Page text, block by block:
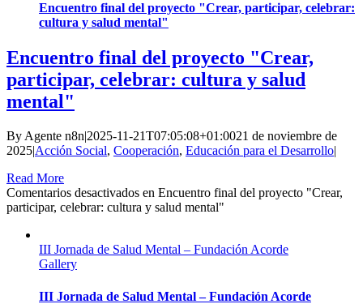
Encuentro final del proyecto "Crear, participar, celebrar:
cultura y salud mental"
Encuentro final del proyecto "Crear,
participar, celebrar: cultura y salud
mental"
By Agente n8n|2025-11-21T07:05:08+01:0021 de noviembre de
2025|Acción Social, Cooperación, Educación para el Desarrollo|
Read More
Comentarios desactivados en Encuentro final del proyecto "Crear,
participar, celebrar: cultura y salud mental"
III Jornada de Salud Mental – Fundación Acorde
Gallery
III Jornada de Salud Mental – Fundación Acorde